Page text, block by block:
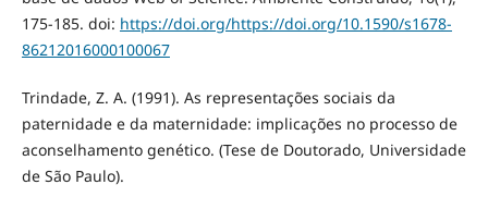
175-185. doi: https://doi.org/https://doi.org/10.1590/s1678-
86212016000100067
Trindade, Z. A. (1991). As representações sociais da
paternidade e da maternidade: implicações no processo de
aconselhamento genético. (Tese de Doutorado, Universidade
de São Paulo).